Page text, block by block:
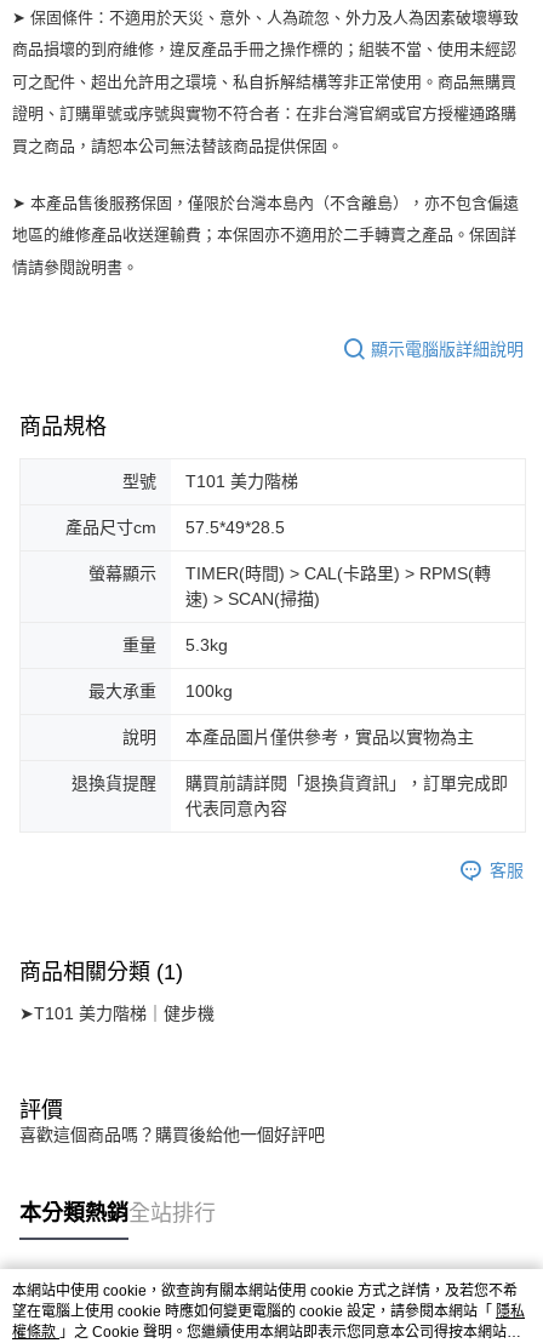
➤ 保固條件：不適用於天災、意外、人為疏忽、外力及人為因素破壞導致
商品損壞的到府維修，違反產品手冊之操作標的；組裝不當、使用未經認
可之配件、超出允許用之環境、私自拆解結構等非正常使用。商品無購買
證明、訂購單號或序號與實物不符合者：在非台灣官網或官方授權通路購
買之商品，請恕本公司無法替該商品提供保固。
➤ 本產品售後服務保固，僅限於台灣本島內（不含離島），亦不包含偏遠
地區的維修產品收送運輸費；本保固亦不適用於二手轉賣之產品。保固詳
情請參閱說明書。
顯示電腦版詳細說明
商品規格
型號 T101 美力階梯
產品尺寸cm 57.5*49*28.5
螢幕顯示
TIMER(時間) > CAL(卡路里) > RPMS(轉
速) > SCAN(掃描)
重量 5.3kg
最大承重 100kg
說明 本產品圖片僅供參考，實品以實物為主
退換貨提醒
購買前請詳閱「退換貨資訊」，訂單完成即
代表同意內容
客服
商品相關分類 (1)
➤T101 美力階梯｜健步機
評價
喜歡這個商品嗎？購買後給他一個好評吧
本分類熱銷全站排行
熱門標籤
本網站中使用 cookie，欲查詢有關本網站使用 cookie 方式之詳情，及若您不希
望在電腦上使用 cookie 時應如何變更電腦的 cookie 設定，請參閱本網站「 隱私
權條款 」之 Cookie 聲明。您繼續使用本網站即表示您同意本公司得按本網站使